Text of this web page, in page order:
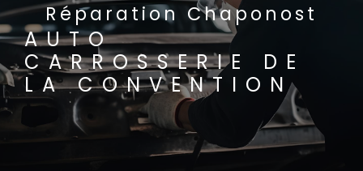
Réparation Chaponost
AUTO
CARROSSERIE DE
LA CONVENTION